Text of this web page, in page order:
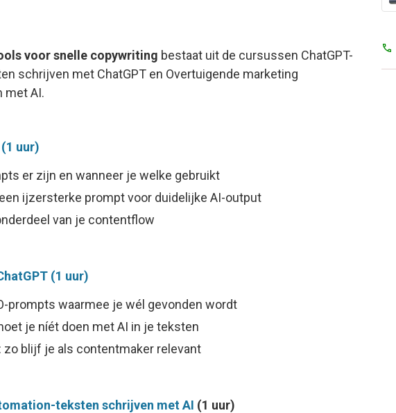
voor snelle copywriting bestaat uit de cursussen ChatGPT-
schrijven met ChatGPT en Overtuigende marketing
met AI.
uur)
er zijn en wanneer je welke gebruikt
ijzersterke prompt voor duidelijke AI-output
van je contentflow
(1 uur)
prompts waarmee je wél gevonden wordt
je níét doen met AI in je teksten
zo blijf je als contentmaker relevant
teksten schrijven met AI (1 uur)